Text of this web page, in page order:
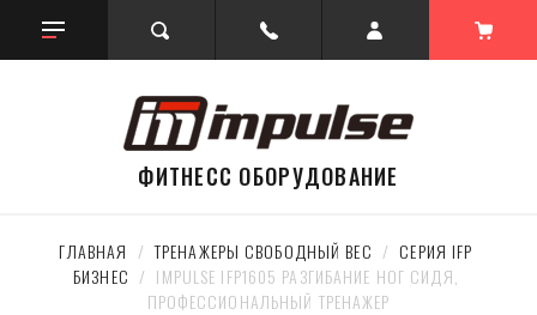
ФИТНЕСС ОБОРУДОВАНИЕ
ГЛАВНАЯ
  /
ТРЕНАЖЕРЫ СВОБОДНЫЙ ВЕС
  /
СЕРИЯ IFP
БИЗНЕС
  /  IMPULSE IFP1605 РАЗГИБАНИЕ НОГ СИДЯ,
ПРОФЕССИОНАЛЬНЫЙ ТРЕНАЖЕР